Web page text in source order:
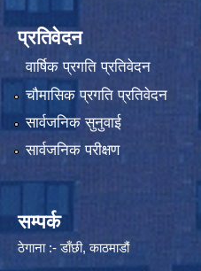
प्रतिवेदन
वार्षिक प्रगति प्रतिवेदन
चौमासिक प्रगति प्रतिवेदन
सार्वजनिक सुनुवाई
सार्वजनिक परीक्षण
सम्पर्क
ठेगाना :- डाँछी, काठमाडौं